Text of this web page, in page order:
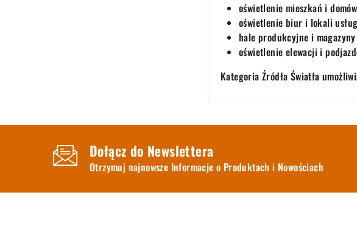
oświetlenie mieszkań i domów
oświetlenie biur i lokali
hale produkcyjne i magazyny
oświetlenie elewacji i
Kategoria Źródła Światła
Dołącz do Newslettera
Otrzymuj najnowsze Informacje o Produktach i Nowościach